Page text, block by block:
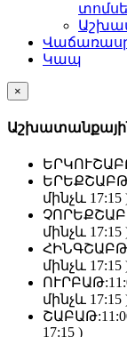
Կապ
×
մինչև 17:15
մինչև 17:15
մինչև 17:15
ՈՒՐԲԱԹ:
մինչև 17:15
ՇԱԲԱԹ:
17:15 )